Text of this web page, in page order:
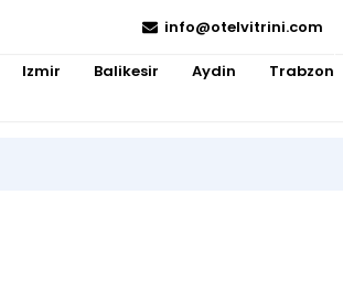
info@otelvitrini.com
Izmir Balikesir Aydin Trabzon